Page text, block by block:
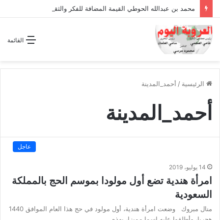
محمد بن عبدالله الحوطي القيمة المضافة للفكر والثقافة والتاريخ !
القائمة
الرئيسية / أحمد_المدينة
أحمد_المدينة
عاجل
14 يوليو، 2019
امرأة هندية تضع أول مولودا بموسم الحج بالمملكة
السعودية
منال مبروك وضعت امرأة هندية، أول مولود في حج هذا العام الموافق 1440